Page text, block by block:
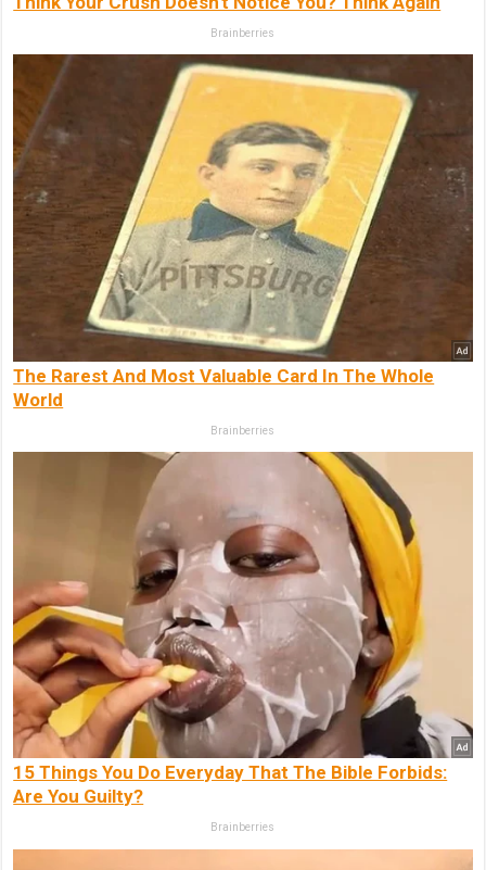
Brainberries
The Rarest And Most Valuable Card In The Whole
World
Brainberries
15 Things You Do Everyday That The Bible Forbids:
Are You Guilty?
Brainberries